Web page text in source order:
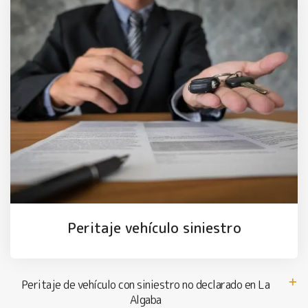
Peritaje vehículo siniestro
Peritaje de vehículo con siniestro no declarado en La
Algaba